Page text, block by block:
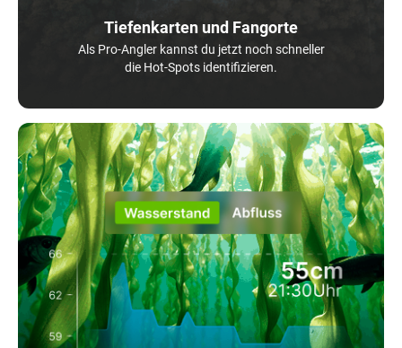
Tiefenkarten und Fangorte
Als Pro-Angler kannst du jetzt noch schneller
die Hot-Spots identifizieren.